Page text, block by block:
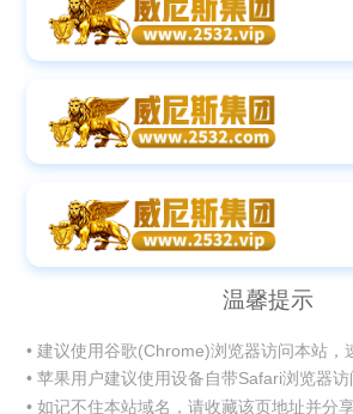
温馨提示
• 建议使用谷歌(Chrome)浏览器访问本站，
• 苹果用户建议使用设备自带Safari浏览器访
• 如记不住本站域名，请收藏该页地址并分享